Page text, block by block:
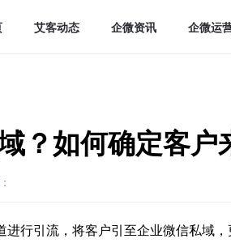
艾客动态 企微资讯 企微运
？如何确定客户
行引流，将客户引至企业微信私域